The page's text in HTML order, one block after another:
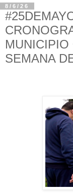
8/6/26
SEMANA